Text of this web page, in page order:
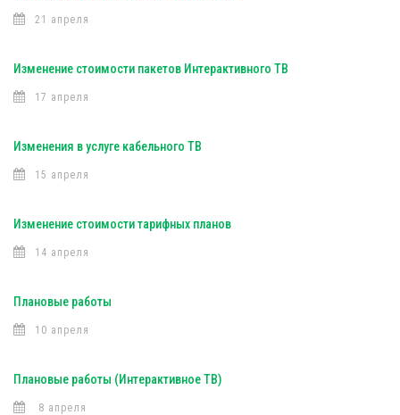
21 апреля
Изменение стоимости пакетов Интерактивного ТВ
17 апреля
Изменения в услуге кабельного ТВ
15 апреля
Изменение стоимости тарифных планов
14 апреля
Плановые работы
10 апреля
Плановые работы (Интерактивное ТВ)
8 апреля